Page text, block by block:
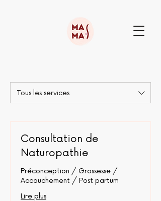
Tous les services
Consultation de
Naturopathie
Préconception / Grossesse /
Accouchement / Post partum
Lire plus